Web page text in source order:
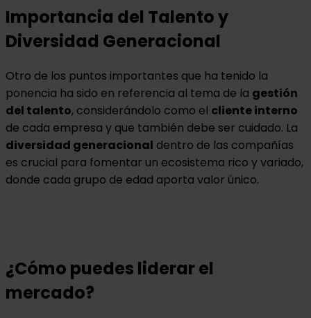
Importancia del Talento y
Diversidad Generacional
Otro de los puntos importantes que ha tenido la
ponencia ha sido en referencia al tema de la gestión
del talento, considerándolo como el cliente interno
de cada empresa y que también debe ser cuidado. La
diversidad generacional dentro de las compañías
es crucial para fomentar un ecosistema rico y variado,
donde cada grupo de edad aporta valor único.
¿Cómo puedes liderar el
mercado?